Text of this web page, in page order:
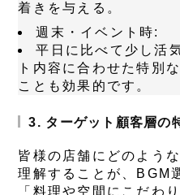
着きを与える。
週末・イベント時:
平日に比べて少し活
ト内容に合わせた特別
ことも効果的です。
3. ターゲット顧客層の
皆様の店舗にどのよう
理解することが、BGM
「料理や空間にこだわ